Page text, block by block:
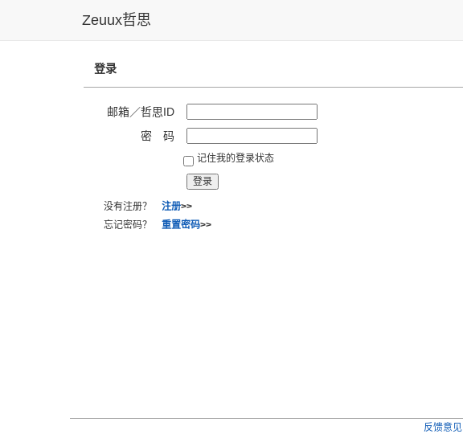
Zeuux哲思
登录
邮箱／哲思ID
密 码
记住我的登录状态
没有注册？ 注册>>
忘记密码？ 重置密码>>
反馈意见